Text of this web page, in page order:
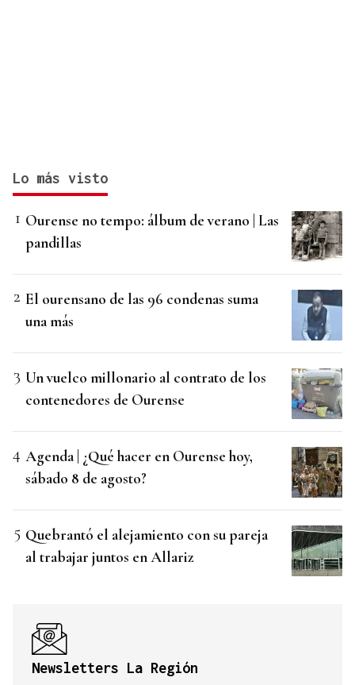
Lo más visto
Ourense no tempo: álbum de verano | Las
pandillas
El ourensano de las 96 condenas suma
una más
Un vuelco millonario al contrato de los
contenedores de Ourense
Agenda | ¿Qué hacer en Ourense hoy,
sábado 8 de agosto?
Quebrantó el alejamiento con su pareja
al trabajar juntos en Allariz
Newsletters La Región